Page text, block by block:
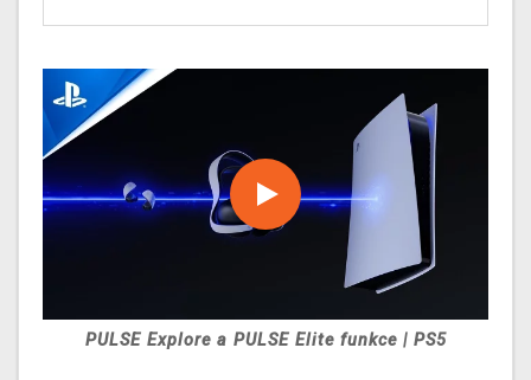
PULSE Explore a PULSE Elite funkce | PS5